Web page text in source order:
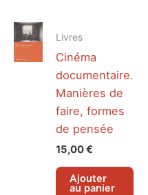
Livres
Cinéma
documentaire.
Manières de
faire, formes
de pensée
15,00€
Ajouter
au panier